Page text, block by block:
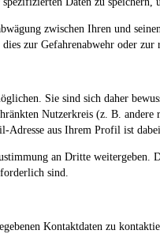
zwischen Ihren und
zur Gefahrenabwehr oder
Sie sind sich daher
Nutzerkreis (z. B.
aus Ihrem Profil ist
an Dritte
sind.
Kontaktdaten zu